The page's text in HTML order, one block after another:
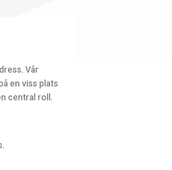
Vår
en viss plats
central roll.